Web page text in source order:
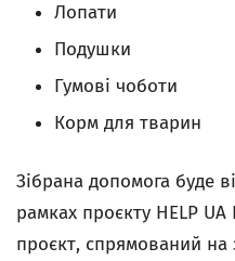
Лопати
Подушки
Гумові чоботи
Корм для тварин
Зібрана допомога буде
рамках проєкту HELP UA
проєкт, спрямований на